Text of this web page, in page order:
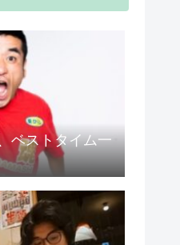
ベストタイム一